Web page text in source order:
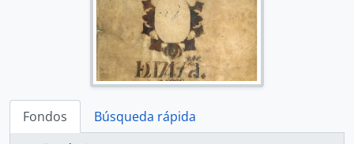
Fondos
Búsqueda rápida